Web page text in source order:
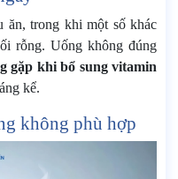
ăn, trong khi một số khác
rỗng. Uống không đúng
gặp khi bổ sung vitamin
kể.
không phù hợp